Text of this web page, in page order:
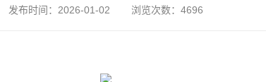
发布时间： 2026-01-02 浏览次数： 4696